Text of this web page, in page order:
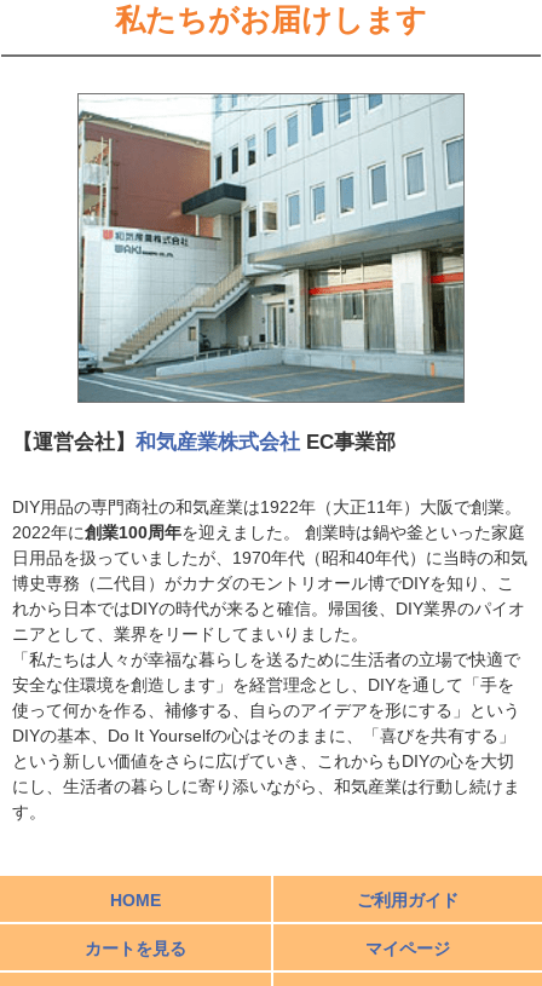
私たちがお届けします
【運営会社】 和気産業株式会社 EC事業部
DIY用品の専門商社の和気産業は1922年（大正11年）大阪で創業。
2022年に創業100周年を迎えました。 創業時は鍋や釜といった家庭
日用品を扱っていましたが、1970年代（昭和40年代）に当時の和気
博史専務（二代目）がカナダのモントリオール博でDIYを知り、こ
れから日本ではDIYの時代が来ると確信。帰国後、DIY業界のパイオ
ニアとして、業界をリードしてまいりました。
「私たちは人々が幸福な暮らしを送るために生活者の立場で快適で
安全な住環境を創造します」を経営理念とし、DIYを通して「手を
使って何かを作る、補修する、自らのアイデアを形にする」という
DIYの基本、Do It Yourselfの心はそのままに、「喜びを共有する」
という新しい価値をさらに広げていき、これからもDIYの心を大切
にし、生活者の暮らしに寄り添いながら、和気産業は行動し続けま
す。
HOME ご利用ガイド
カートを見る マイページ